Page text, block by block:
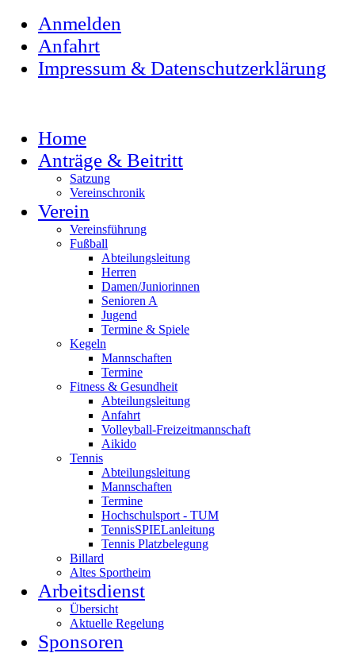
Anmelden
Anfahrt
Impressum & Datenschutzerklärung
Home
Anträge & Beitritt
Satzung
Vereinschronik
Verein
Vereinsführung
Fußball
Abteilungsleitung
Herren
Damen/Juniorinnen
Senioren A
Jugend
Termine & Spiele
Kegeln
Mannschaften
Termine
Fitness & Gesundheit
Abteilungsleitung
Anfahrt
Volleyball-Freizeitmannschaft
Aikido
Tennis
Abteilungsleitung
Mannschaften
Termine
Hochschulsport - TUM
TennisSPIELanleitung
Tennis Platzbelegung
Billard
Altes Sportheim
Arbeitsdienst
Übersicht
Aktuelle Regelung
Sponsoren